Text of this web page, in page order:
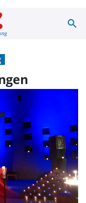
mit search